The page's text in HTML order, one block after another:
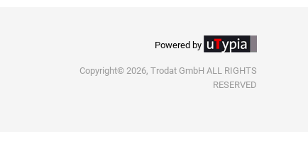
Powered by
Copyright© 2026, Trodat GmbH ALL RIGHTS
RESERVED